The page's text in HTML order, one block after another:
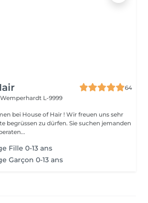
64
Wemperhardt L-9999
bei House of Hair ! Wir freuen uns sehr
begrüssen zu dürfen. Sie suchen jemanden
Fille 0-13 ans
Garçon 0-13 ans